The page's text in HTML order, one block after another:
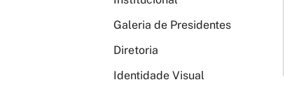
Galeria de Presidentes
Diretoria
Identidade Visual